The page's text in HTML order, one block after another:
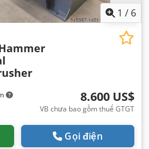
1 / 6
8.600 US$
VB chưa bao gồm thuế GTGT
Gọi điện